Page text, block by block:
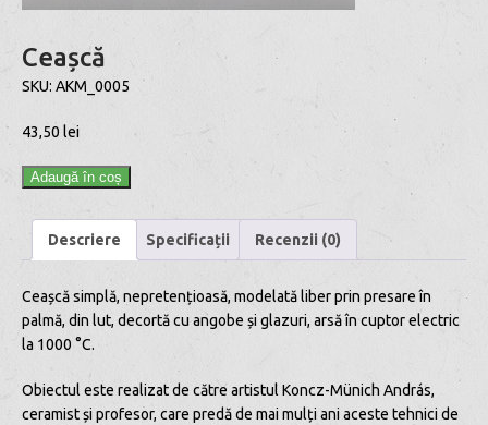
Ceașcă
SKU: AKM_0005
43,50 lei
Adaugă în coș
Descriere Specificații Recenzii (0)
Ceașcă simplă, nepretențioasă, modelată liber prin presare în
palmă, din lut, decortă cu angobe și glazuri, arsă în cuptor electric
la 1000 °C.
Obiectul este realizat de către artistul Koncz-Münich András,
ceramist și profesor, care predă de mai mulți ani aceste tehnici de